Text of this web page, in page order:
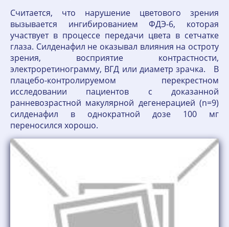
Считается, что нарушение цветового зрения
вызывается ингибированием ФДЭ-6, которая
участвует в процессе передачи цвета в сетчатке
глаза. Силденафил не оказывал влияния на остроту
зрения, восприятие контрастности,
электроретинограмму, ВГД или диаметр зрачка. В
плацебо-контролируемом перекрестном
исследовании пациентов с доказанной
ранневозрастной макулярной дегенерацией (n=9)
силденафил в однократной дозе 100 мг
переносился хорошо.